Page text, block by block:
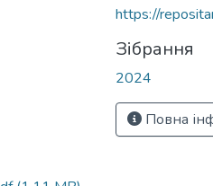
https://
Зібрання
2024
Повна